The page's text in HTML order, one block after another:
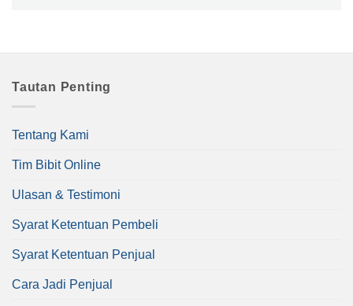
Tautan Penting
Tentang Kami
Tim Bibit Online
Ulasan & Testimoni
Syarat Ketentuan Pembeli
Syarat Ketentuan Penjual
Cara Jadi Penjual